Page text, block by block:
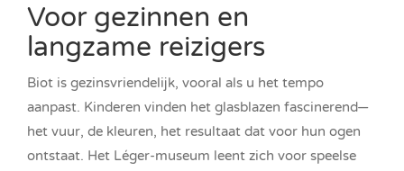
Voor gezinnen en
langzame reizigers
Biot is gezinsvriendelijk, vooral als u het tempo
aanpast. Kinderen vinden het glasblazen fascinerend—
het vuur, de kleuren, het resultaat dat voor hun ogen
ontstaat. Het Léger-museum leent zich voor speelse